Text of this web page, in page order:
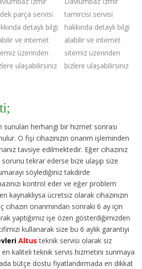
parça servisi
detaylı bilgi
ve internet
üzerinden
ulaşabilirsiniz
tamircisi servisi
hakkında detaylı bilgi
alabilir ve internet
sitemiz üzerinden
bizlere ulaşabilirsiniz
sunulan herhangi bir hizmet sonrası
O fişi cihazınızın onarım işleminden
tavsiye edilmektedir. Eğer cihazınız
tekrar ederse bize ulaşıp size
söylediğiniz takdirde
kontrol eder ve eğer problem
kaynaklıysa ücretsiz olarak cihazınızın
cihazın onarımından sonraki 6 ay için
yaptığımız işe özen gösterdiğimizden
kullanarak size bu 6 aylık garantiyi
Altus teknik servisi olarak siz
kaliteli teknik servis hizmetini sunmaya
bütçe dostu fiyatlandırmada en dikkat